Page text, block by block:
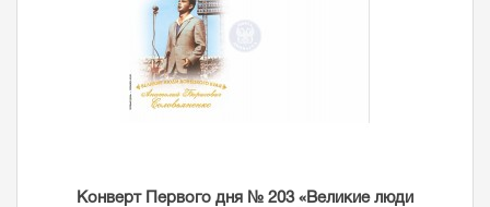
Конверт Первого дня № 203 «Великие люди